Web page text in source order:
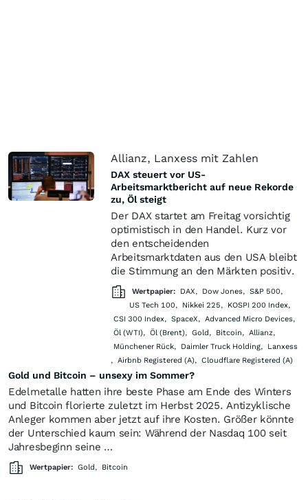
Allianz, Lanxess mit Zahlen
DAX steuert vor US-
Arbeitsmarktbericht auf neue Rekorde
zu, Öl steigt
Der DAX startet am Freitag vorsichtig
optimistisch in den Handel. Kurz vor
den entscheidenden
Arbeitsmarktdaten aus den USA bleibt
die Stimmung an den Märkten positiv.
Wertpapier: DAX, Dow Jones, S&P 500,
US Tech 100, Nikkei 225, KOSPI 200 Index,
CSI 300 Index, SpaceX, Advanced Micro Devices,
Öl (WTI), Öl (Brent), Gold, Bitcoin, Allianz,
Münchener Rück, Daimler Truck Holding,
Lanxess
, Airbnb Registered (A), Cloudflare Registered (A)
Gold und Bitcoin – unsexy im Sommer?
Edelmetalle hatten ihre beste Phase am Ende des Winters
und Bitcoin florierte zuletzt im Herbst 2025. Antizyklische
Anleger kommen aber jetzt auf ihre Kosten. Größer könnte
der Unterschied kaum sein: Während der Nasdaq 100 seit
Jahresbeginn seine …
Wertpapier: Gold, Bitcoin